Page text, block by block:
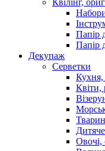
Набори
Папір
Папір
Декупаж
Серветки
Квіти,
Дитяче
Овочі,